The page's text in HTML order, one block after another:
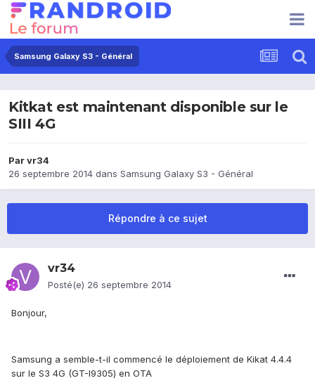
Samsung Galaxy S3 - Général
Kitkat est maintenant disponible sur le
SIII 4G
Parvr34
26 septembre 2014 dans Samsung Galaxy S3 - Général
Répondre à ce sujet
vr34
Posté(e) 26 septembre 2014
Bonjour,
Samsung a semble-t-il commencé le déploiement de Kikat 4.4.4
sur le S3 4G (GT-I9305) en OTA